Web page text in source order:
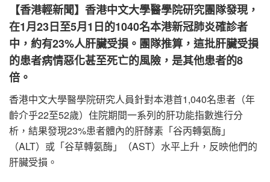
【香港輕新聞】香港中文大學醫學院研究團隊發現，
在1月23日至5月1日的1040名本港新冠肺炎確診者
中，約有23%人肝臟受損。團隊推算，這批肝臟受損
的患者病情惡化甚至死亡的風險，是其他患者的8
倍。
香港中文大學醫學院研究人員針對本港首1,040名患者（年
齡介乎22至52歲）住院期間一系列的肝功能指數進行分
析，結果發現23%患者體內的肝酵素「谷丙轉氨酶」
（ALT）或「谷草轉氨酶」（AST）水平上升，反映他們的
肝臟受損。